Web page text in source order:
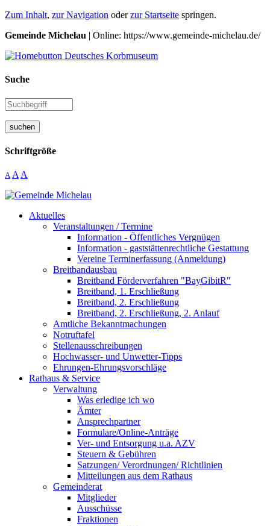
Zum Inhalt, zur Navigation oderzur Startseite springen.
Gemeinde Michelau | Online: https://www.gemeinde-michelau.de/
Suche
suchen
Schriftgröße
A A A
Aktuelles
Veranstaltungen / Termine
Information - Öffentliches Vergnügen
Information - gaststättenrechtliche Gestattung
Vereine Terminerfassung (Anmeldung)
Breitbandausbau
Breitband Förderverfahren "BayGibitR"
Breitband, 1. Erschließung
Breitband, 2. Erschließung
Breitband, 2. Erschließung, 2. Anlauf
Amtliche Bekanntmachungen
Notruftafel
Stellenausschreibungen
Hochwasser- und Unwetter-Tipps
Ehrungen-Ehrungsvorschläge
Rathaus & Service
Verwaltung
Was erledige ich wo
Ämter
Ansprechpartner
Formulare/Online-Anträge
Ver- und Entsorgung u.a. AZV
Steuern & Gebühren
Satzungen/ Verordnungen/ Richtlinien
Mitteilungen aus dem Rathaus
Gemeinderat
Mitglieder
Ausschüsse
Fraktionen